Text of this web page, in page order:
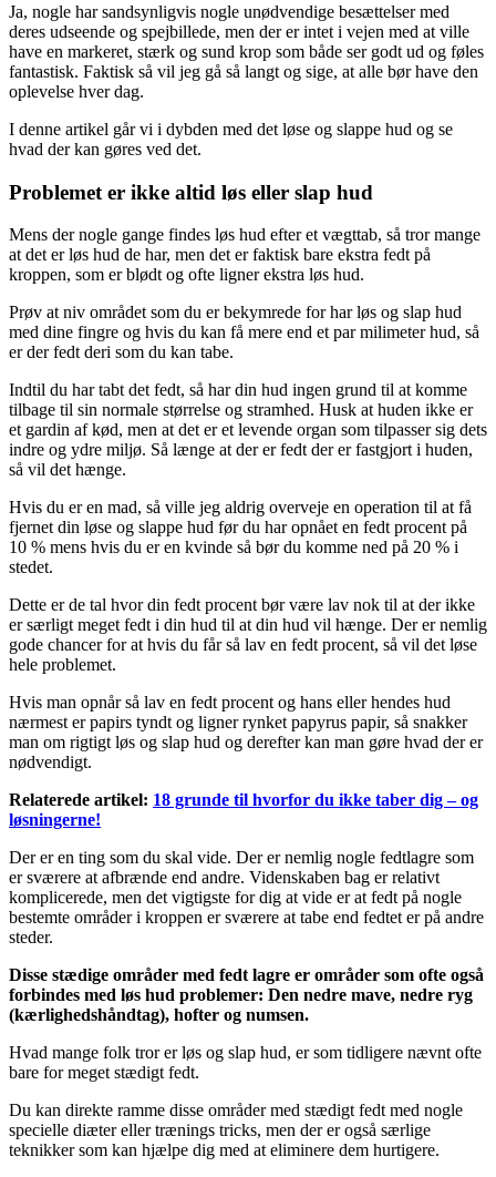
Ja, nogle har sandsynligvis nogle unødvendige besættelser med
deres udseende og spejbillede, men der er intet i vejen med at ville
have en markeret, stærk og sund krop som både ser godt ud og føles
fantastisk. Faktisk så vil jeg gå så langt og sige, at alle bør have den
oplevelse hver dag.
I denne artikel går vi i dybden med det løse og slappe hud og se
hvad der kan gøres ved det.
Problemet er ikke altid løs eller slap hud
Mens der nogle gange findes løs hud efter et vægttab, så tror mange
at det er løs hud de har, men det er faktisk bare ekstra fedt på
kroppen, som er blødt og ofte ligner ekstra løs hud.
Prøv at niv området som du er bekymrede for har løs og slap hud
med dine fingre og hvis du kan få mere end et par milimeter hud, så
er der fedt deri som du kan tabe.
Indtil du har tabt det fedt, så har din hud ingen grund til at komme
tilbage til sin normale størrelse og stramhed. Husk at huden ikke er
et gardin af kød, men at det er et levende organ som tilpasser sig dets
indre og ydre miljø. Så længe at der er fedt der er fastgjort i huden,
så vil det hænge.
Hvis du er en mad, så ville jeg aldrig overveje en operation til at få
fjernet din løse og slappe hud før du har opnået en fedt procent på
10 % mens hvis du er en kvinde så bør du komme ned på 20 % i
stedet.
Dette er de tal hvor din fedt procent bør være lav nok til at der ikke
er særligt meget fedt i din hud til at din hud vil hænge. Der er nemlig
gode chancer for at hvis du får så lav en fedt procent, så vil det løse
hele problemet.
Hvis man opnår så lav en fedt procent og hans eller hendes hud
nærmest er papirs tyndt og ligner rynket papyrus papir, så snakker
man om rigtigt løs og slap hud og derefter kan man gøre hvad der er
nødvendigt.
Relaterede artikel: 18 grunde til hvorfor du ikke taber dig – og
løsningerne!
Der er en ting som du skal vide. Der er nemlig nogle fedtlagre som
er sværere at afbrænde end andre. Videnskaben bag er relativt
komplicerede, men det vigtigste for dig at vide er at fedt på nogle
bestemte områder i kroppen er sværere at tabe end fedtet er på andre
steder.
Disse stædige områder med fedt lagre er områder som ofte også
forbindes med løs hud problemer: Den nedre mave, nedre ryg
(kærlighedshåndtag), hofter og numsen.
Hvad mange folk tror er løs og slap hud, er som tidligere nævnt ofte
bare for meget stædigt fedt.
Du kan direkte ramme disse områder med stædigt fedt med nogle
specielle diæter eller trænings tricks, men der er også særlige
teknikker som kan hjælpe dig med at eliminere dem hurtigere.